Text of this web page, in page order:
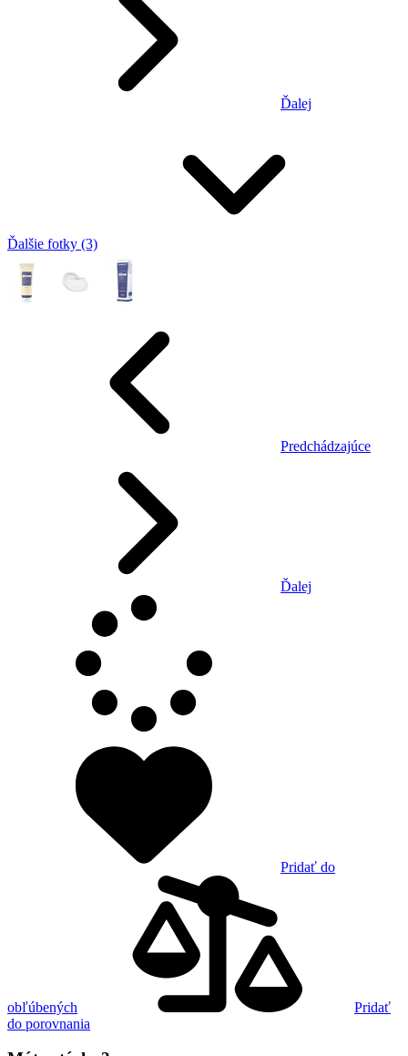
Ďalej
Ďalšie fotky (3)
Predchádzajúce
Ďalej
Pridať do
obľúbených
Pridať
do porovnania